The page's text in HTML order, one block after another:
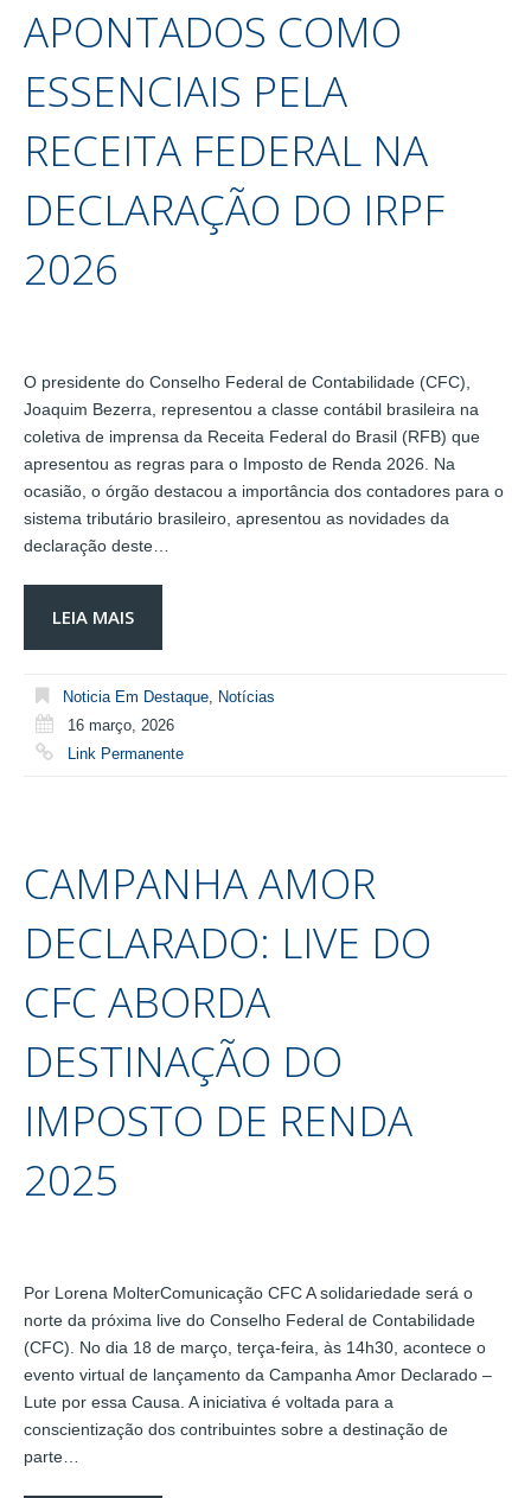
APONTADOS COMO
ESSENCIAIS PELA
RECEITA FEDERAL NA
DECLARAÇÃO DO IRPF
2026
O presidente do Conselho Federal de Contabilidade (CFC),
Joaquim Bezerra, representou a classe contábil brasileira na
coletiva de imprensa da Receita Federal do Brasil (RFB) que
apresentou as regras para o Imposto de Renda 2026. Na
ocasião, o órgão destacou a importância dos contadores para o
sistema tributário brasileiro, apresentou as novidades da
declaração deste…
LEIA MAIS
Noticia Em Destaque, Notícias
16 março, 2026
Link Permanente
CAMPANHA AMOR
DECLARADO: LIVE DO
CFC ABORDA
DESTINAÇÃO DO
IMPOSTO DE RENDA
2025
Por Lorena MolterComunicação CFC A solidariedade será o
norte da próxima live do Conselho Federal de Contabilidade
(CFC). No dia 18 de março, terça-feira, às 14h30, acontece o
evento virtual de lançamento da Campanha Amor Declarado –
Lute por essa Causa. A iniciativa é voltada para a
conscientização dos contribuintes sobre a destinação de
parte…